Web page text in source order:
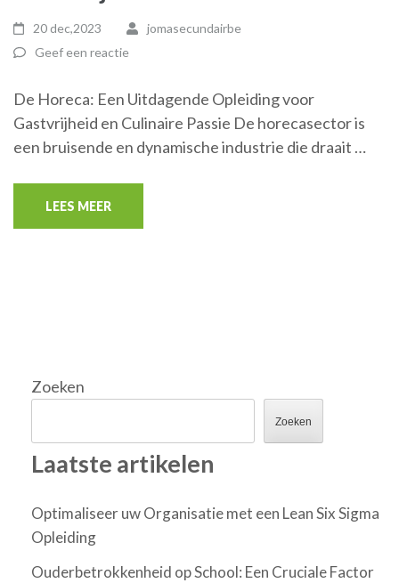
20 dec,2023
jomasecundairbe
Geef een reactie
De Horeca: Een Uitdagende Opleiding voor
Gastvrijheid en Culinaire Passie De horecasector is
een bruisende en dynamische industrie die draait …
LEES MEER
Zoeken
Zoeken
Laatste artikelen
Optimaliseer uw Organisatie met een Lean Six Sigma
Opleiding
Ouderbetrokkenheid op School: Een Cruciale Factor